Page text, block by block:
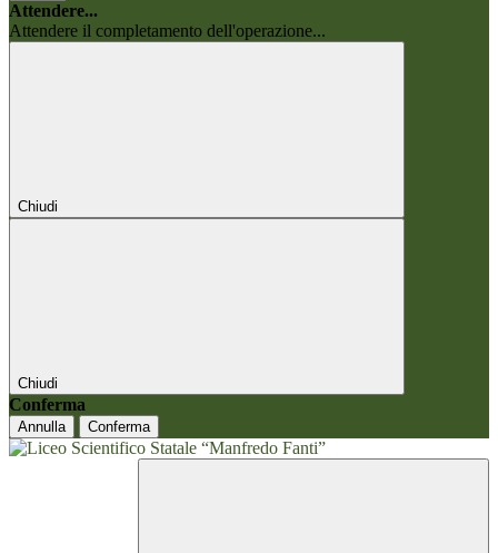
Attendere...
Attendere il completamento dell'operazione...
Chiudi
Chiudi
Conferma
Annulla Conferma